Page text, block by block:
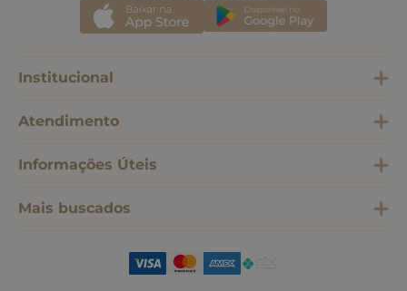
Institucional
Atendimento
Informações Úteis
Mais buscados